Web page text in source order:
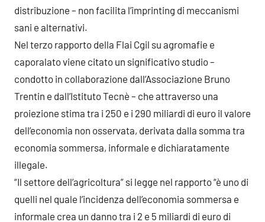
distribuzione – non facilita l’imprinting di meccanismi
sani e alternativi.
Nel terzo rapporto della Flai Cgil su agromafie e
caporalato viene citato un significativo studio –
condotto in collaborazione dall’Associazione Bruno
Trentin e dall’Istituto Tecnè – che attraverso una
proiezione stima tra i 250 e i 290 miliardi di euro il valore
dell’economia non osservata, derivata dalla somma tra
economia sommersa, informale e dichiaratamente
illegale.
“Il settore dell’agricoltura” si legge nel rapporto “è uno di
quelli nel quale l’incidenza dell’economia sommersa e
informale crea un danno tra i 2 e 5 miliardi di euro di